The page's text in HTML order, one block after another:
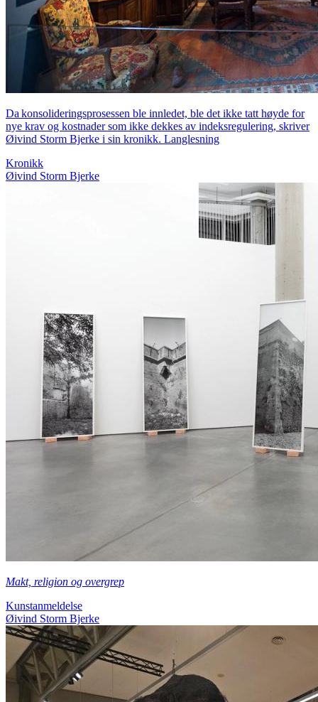
Da konsolideringsprosessen ble innledet, ble det ikke tatt høyde for
nye krav og kostnader som ikke dekkes av indeksregulering, skriver
Øivind Storm Bjerke i sin kronikk. Langlesning
Kronikk
Øivind Storm Bjerke
Makt, religion og overgrep
Kunstanmeldelse
Øivind Storm Bjerke